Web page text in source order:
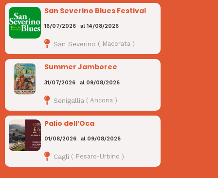
San Severino Blues Festival
16/07/2026 al14/08/2026
San Severino ( Macerata )
Summer Jamboree
31/07/2026 al 09/08/2026
Senigallia ( Ancona )
Palio dell’Oca
01/08/2026 al 09/08/2026
Cagli ( Pesaro-Urbino )